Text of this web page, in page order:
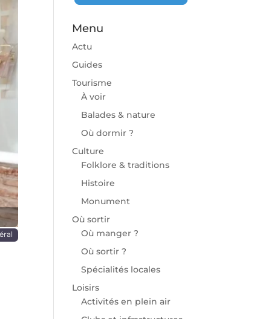
Menu
Actu
Guides
Tourisme
À voir
Balades & nature
Où dormir ?
Culture
Folklore & traditions
Histoire
Monument
Où sortir
Où manger ?
Où sortir ?
Spécialités locales
Loisirs
Activités en plein air